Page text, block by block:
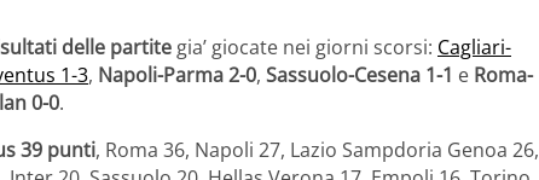
delle partite gia’ giocate nei giorni scorsi: Cagliari-
1-3, Napoli-Parma 2-0, Sassuolo-Cesena 1-1 e Roma-
0-0.
39 punti, Roma 36, Napoli 27, Lazio Sampdoria Genoa 26,